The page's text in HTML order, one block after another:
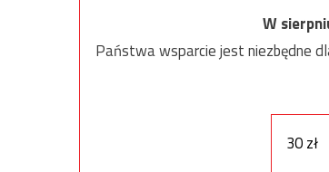
W
Państwa wsparcie jest niezbędne
30 zł